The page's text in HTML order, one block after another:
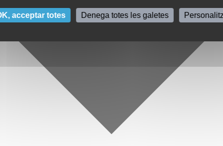
acceptar totes Denega totes les galetes